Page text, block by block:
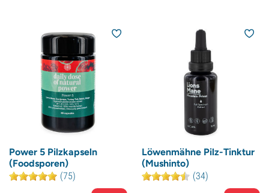
Power 5 Pilzkapseln
(Foodsporen)
(75)
Löwenmähne Pilz-Tinktur
(Mushinto)
(34)